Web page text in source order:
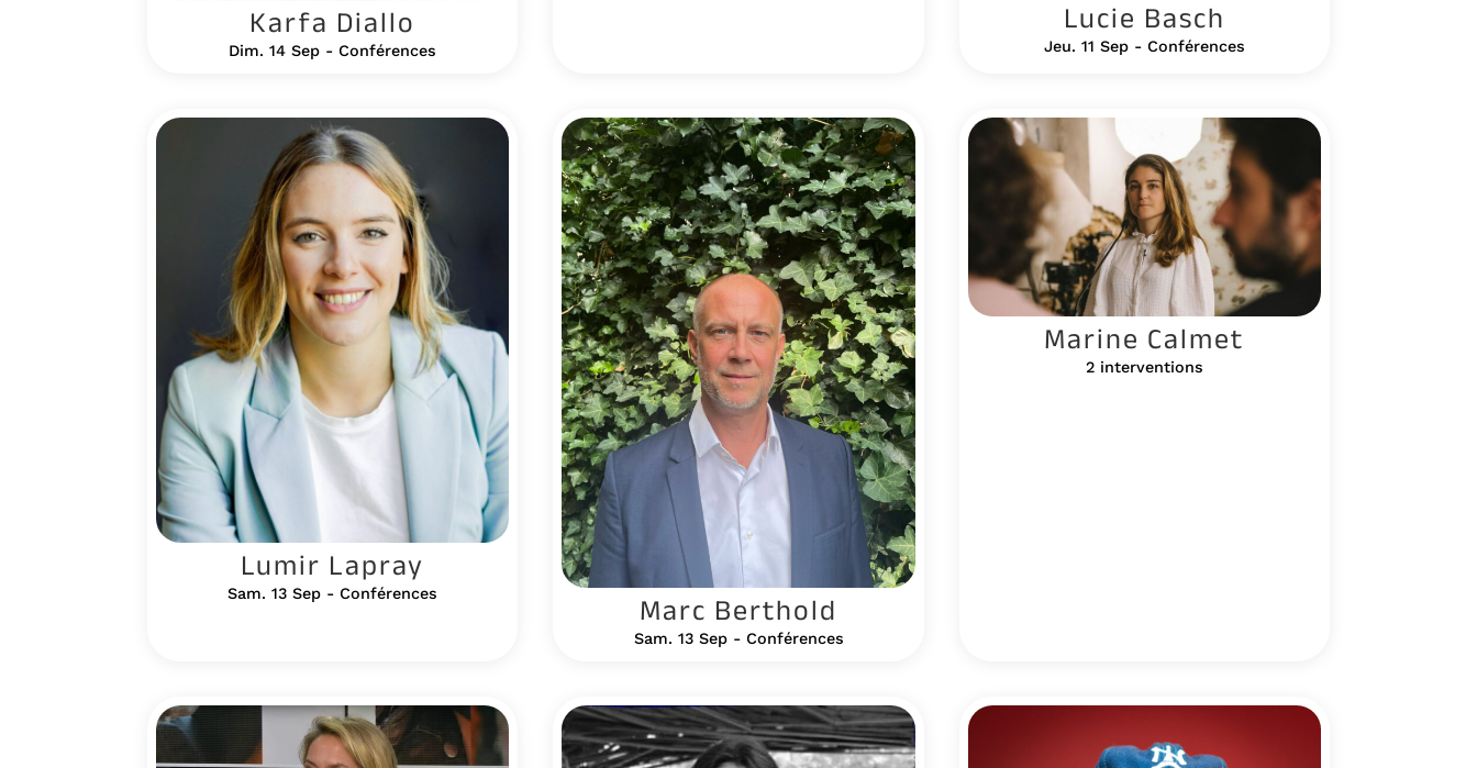
Karfa Diallo
Dim. 14 Sep - Conférences
Lucie Basch
Jeu. 11 Sep - Conférences
Lumir Lapray
Sam. 13 Sep - Conférences
Marc Berthold
Sam. 13 Sep - Conférences
Marine Calmet
2 interventions